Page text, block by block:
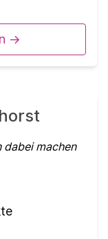
->
dabei machen